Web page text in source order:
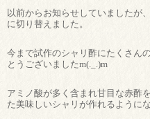
以前からお知らせしていましたが
に切り替えました。
今まで試作のシャリ酢にたくさん
とうございましたm(._.)m
アミノ酸が多く含まれ甘目な赤酢
た美味しいシャリが作れるように